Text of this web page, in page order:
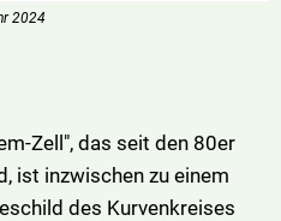
2024
Zell", das seit den 80er
ist inzwischen zu einem
des Kurvenkreises